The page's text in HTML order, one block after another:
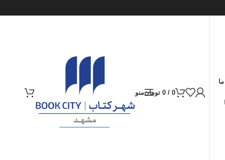
0
/
0 تومانمنو